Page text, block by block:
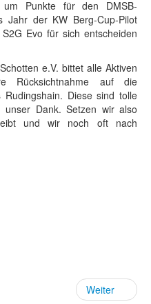
Punkte für den DMSB-
Jahr der KW Berg-Cup-Pilot
Evo für sich entscheiden
e.V. bittet alle Aktiven
Rücksichtnahme auf die
Rudingshain. Diese sind tolle
Dank. Setzen wir also
und wir noch oft nach
Weiter